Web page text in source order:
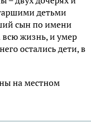
детьми
сын по имени
жизнь, и умер
остались дети, в
на местном